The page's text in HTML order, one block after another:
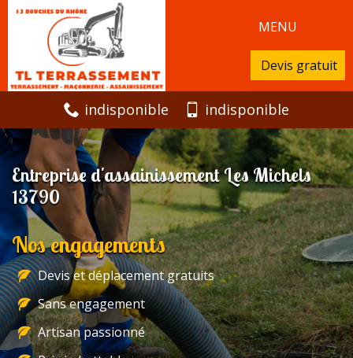
MENU
Devis gratuit
indisponible indisponible
Entreprise d'assainissement Les Michels
13790
Nos engagements
Devis et déplacement gratuits
Sans engagement
Artisan passionné